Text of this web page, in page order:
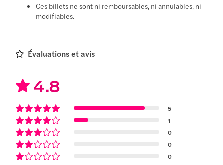
Ces billets ne sont ni remboursables, ni annulables, ni
modifiables.
Évaluations et avis
4.8
5
1
0
0
0